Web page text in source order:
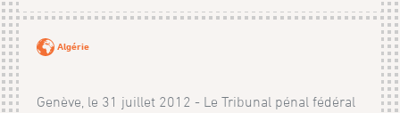
Algérie
Genève, le 31 juillet 2012 - Le Tribunal pénal fédéral